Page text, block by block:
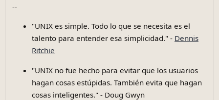
--
"UNIX es simple. Todo lo que se necesita es el
talento para entender esa simplicidad." - Dennis
Ritchie
"UNIX no fue hecho para evitar que los usuarios
hagan cosas estúpidas. También evita que hagan
cosas inteligentes." - Doug Gwyn